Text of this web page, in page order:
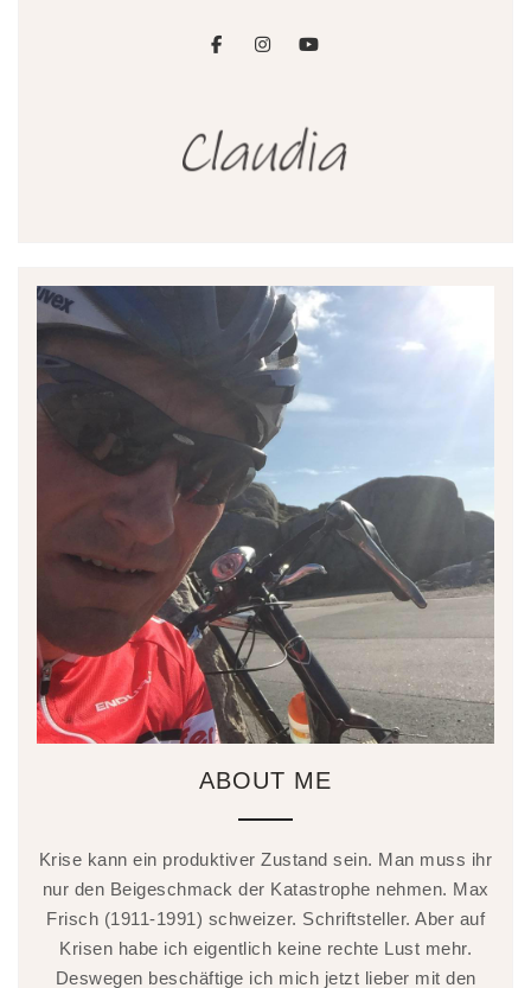
ABOUT ME
Krise kann ein produktiver Zustand sein. Man muss ihr
nur den Beigeschmack der Katastrophe nehmen. Max
Frisch (1911-1991) schweizer. Schriftsteller. Aber auf
Krisen habe ich eigentlich keine rechte Lust mehr.
Deswegen beschäftige ich mich jetzt lieber mit den